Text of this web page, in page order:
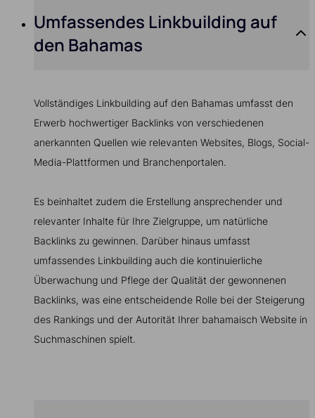
Umfassendes Linkbuilding auf
den Bahamas
Vollständiges Linkbuilding auf den Bahamas umfasst den
Erwerb hochwertiger Backlinks von verschiedenen
anerkannten Quellen wie relevanten Websites, Blogs, Social-
Media-Plattformen und Branchenportalen.
Es beinhaltet zudem die Erstellung ansprechender und
relevanter Inhalte für Ihre Zielgruppe, um natürliche
Backlinks zu gewinnen. Darüber hinaus umfasst
umfassendes Linkbuilding auch die kontinuierliche
Überwachung und Pflege der Qualität der gewonnenen
Backlinks, was eine entscheidende Rolle bei der Steigerung
des Rankings und der Autorität Ihrer bahamaisch Website in
Suchmaschinen spielt.